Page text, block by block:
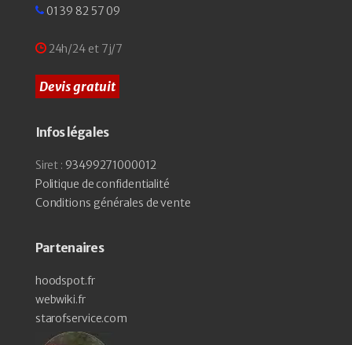
01 39 82 57 09
24h/24 et 7j/7
Devis gratuit
Infos légales
Siret : 93499271000012
Politique de confidentialité
Conditions générales de vente
Partenaires
hoodspot.fr
webwiki.fr
starofservice.com